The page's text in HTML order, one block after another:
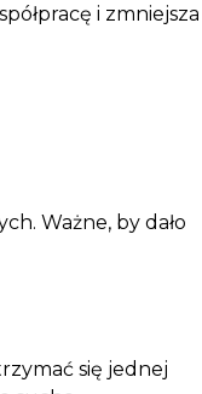
i zmniejsza
Ważne, by dało
się jednej